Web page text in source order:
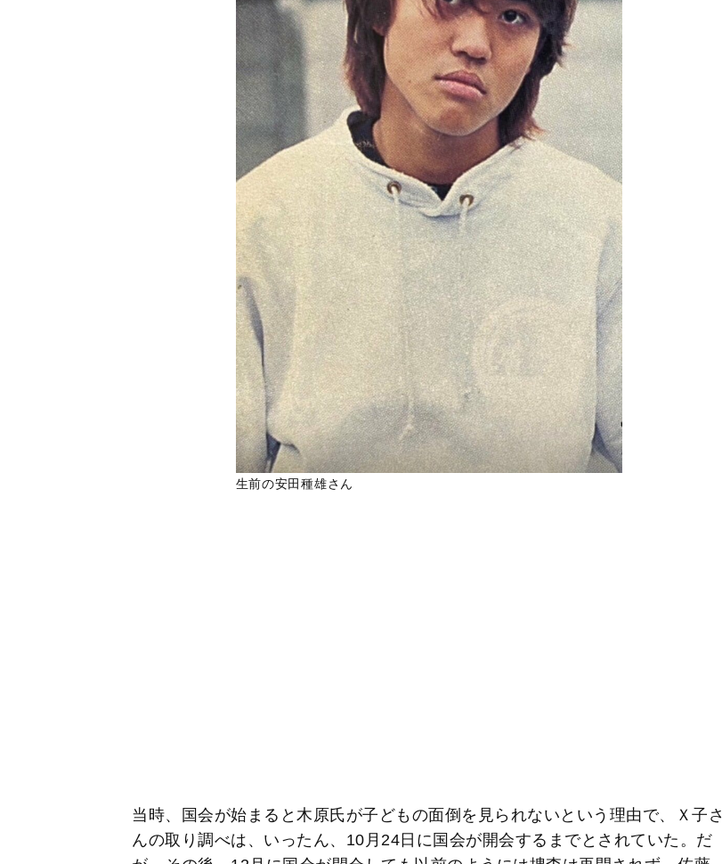
生前の安田種雄さん
当時、国会が始まると木原氏が子どもの面倒を見られないという理由で、Ｘ子さ
んの取り調べは、いったん、10月24日に国会が開会するまでとされていた。だ